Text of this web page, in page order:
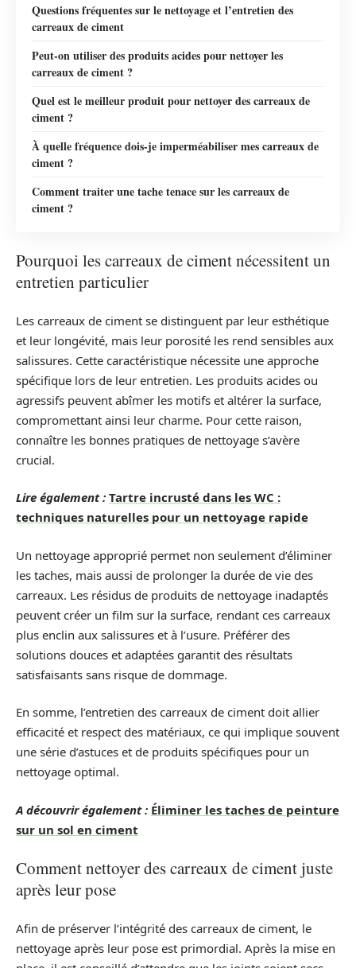
Questions fréquentes sur le nettoyage et l’entretien des
carreaux de ciment
Peut-on utiliser des produits acides pour nettoyer les
carreaux de ciment ?
Quel est le meilleur produit pour nettoyer des carreaux de
ciment ?
À quelle fréquence dois-je imperméabiliser mes carreaux de
ciment ?
Comment traiter une tache tenace sur les carreaux de
ciment ?
Pourquoi les carreaux de ciment nécessitent un
entretien particulier
Les carreaux de ciment se distinguent par leur esthétique
et leur longévité, mais leur porosité les rend sensibles aux
salissures. Cette caractéristique nécessite une approche
spécifique lors de leur entretien. Les produits acides ou
agressifs peuvent abîmer les motifs et altérer la surface,
compromettant ainsi leur charme. Pour cette raison,
connaître les bonnes pratiques de nettoyage s’avère
crucial.
Lire également : Tartre incrusté dans les WC :
techniques naturelles pour un nettoyage rapide
Un nettoyage approprié permet non seulement d’éliminer
les taches, mais aussi de prolonger la durée de vie des
carreaux. Les résidus de produits de nettoyage inadaptés
peuvent créer un film sur la surface, rendant ces carreaux
plus enclin aux salissures et à l’usure. Préférer des
solutions douces et adaptées garantit des résultats
satisfaisants sans risque de dommage.
En somme, l’entretien des carreaux de ciment doit allier
efficacité et respect des matériaux, ce qui implique souvent
une série d’astuces et de produits spécifiques pour un
nettoyage optimal.
A découvrir également : Éliminer les taches de peinture
sur un sol en ciment
Comment nettoyer des carreaux de ciment juste
après leur pose
Afin de préserver l’intégrité des carreaux de ciment, le
nettoyage après leur pose est primordial. Après la mise en